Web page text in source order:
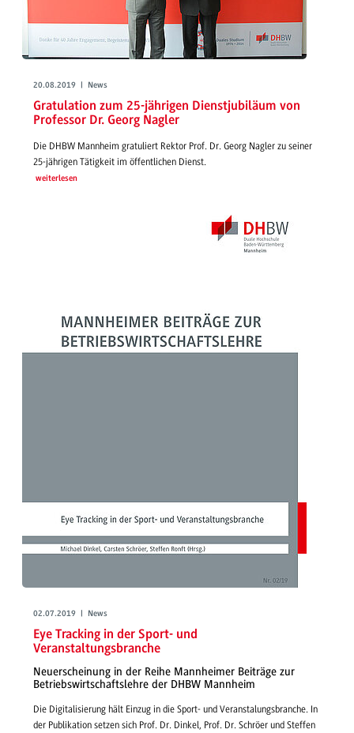
20.08.2019 | News
Gratulation zum 25-jährigen Dienstjubiläum von
Professor Dr. Georg Nagler
Die DHBW Mannheim gratuliert Rektor Prof. Dr. Georg Nagler zu seiner
25-jährigen Tätigkeit im öffentlichen Dienst.
weiterlesen
02.07.2019 | News
Eye Tracking in der Sport- und
Veranstaltungsbranche
Neuerscheinung in der Reihe Mannheimer Beiträge zur
Betriebswirtschaftslehre der DHBW Mannheim
Die Digitalisierung hält Einzug in die Sport- und Veranstalungsbranche. In
der Publikation setzen sich Prof. Dr. Dinkel, Prof. Dr. Schröer und Steffen